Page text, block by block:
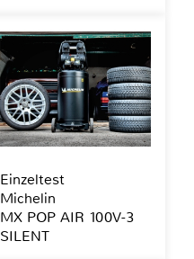
Einzeltest
Michelin
MX POP AIR 100V-3
SILENT